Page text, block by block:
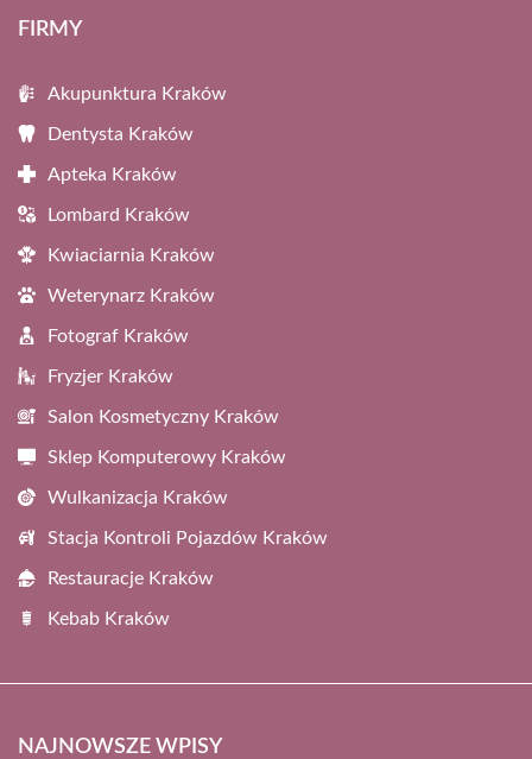
FIRMY
Akupunktura Kraków
Dentysta Kraków
Apteka Kraków
Lombard Kraków
Kwiaciarnia Kraków
Weterynarz Kraków
Fotograf Kraków
Fryzjer Kraków
Salon Kosmetyczny Kraków
Sklep Komputerowy Kraków
Wulkanizacja Kraków
Stacja Kontroli Pojazdów Kraków
Restauracje Kraków
Kebab Kraków
NAJNOWSZE WPISY